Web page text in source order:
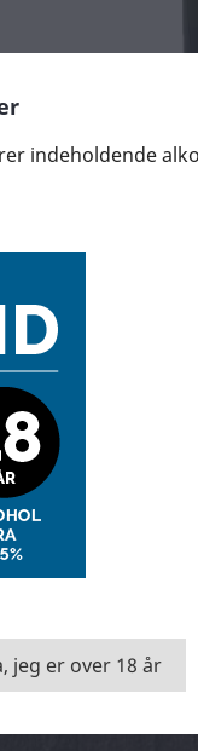
indeholdende
jeg er over 18 år